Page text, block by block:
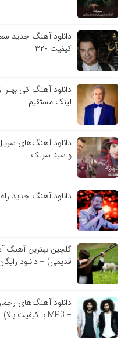
دانلود آهنگ جدید
کیفیت ۳۲۰
دانلود آهنگ کی بهتر
لینک مستقیم
دانلود آهنگ‌های
و سینا سرلک
دانلود آهنگ جدید
گلچین بهترین آهنگ
قدیمی) + دانلود
دانلود آهنگ‌های
+ MP3 با کیفیت بالا)